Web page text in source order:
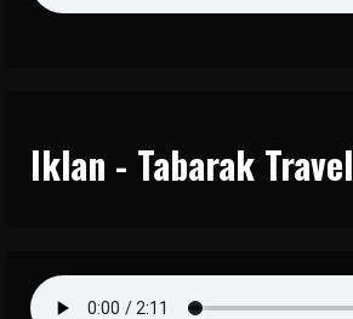
Iklan - Tabarak Travel